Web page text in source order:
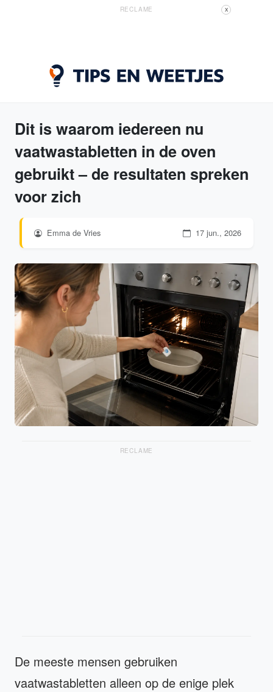
RECLAME X
Dit is waarom iedereen nu
vaatwastabletten in de oven
gebruikt – de resultaten spreken
voor zich
Emma de Vries 17 jun., 2026
RECLAME
De meeste mensen gebruiken
vaatwastabletten alleen op de enige plek